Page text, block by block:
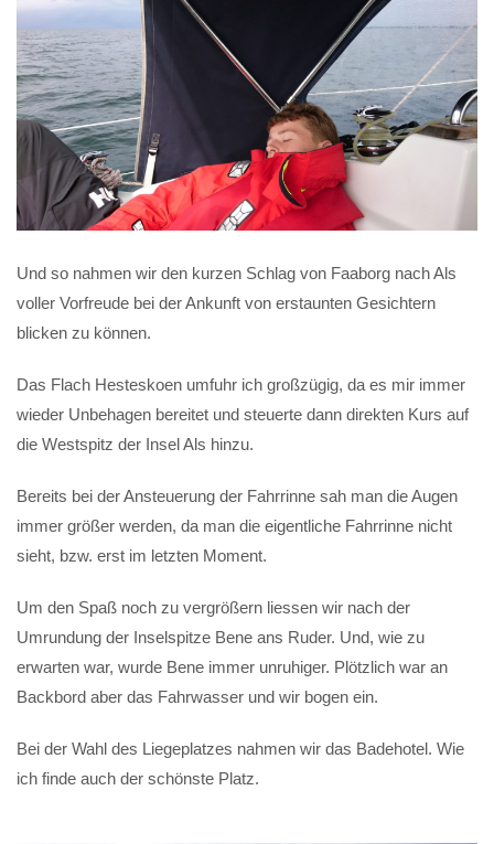
Und so nahmen wir den kurzen Schlag von Faaborg nach Als
voller Vorfreude bei der Ankunft von erstaunten Gesichtern
blicken zu können.
Das Flach Hesteskoen umfuhr ich großzügig, da es mir immer
wieder Unbehagen bereitet und steuerte dann direkten Kurs auf
die Westspitz der Insel Als hinzu.
Bereits bei der Ansteuerung der Fahrrinne sah man die Augen
immer größer werden, da man die eigentliche Fahrrinne nicht
sieht, bzw. erst im letzten Moment.
Um den Spaß noch zu vergrößern liessen wir nach der
Umrundung der Inselspitze Bene ans Ruder. Und, wie zu
erwarten war, wurde Bene immer unruhiger. Plötzlich war an
Backbord aber das Fahrwasser und wir bogen ein.
Bei der Wahl des Liegeplatzes nahmen wir das Badehotel. Wie
ich finde auch der schönste Platz.